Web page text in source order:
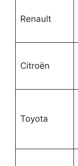
Renault
Citroën
Toyota